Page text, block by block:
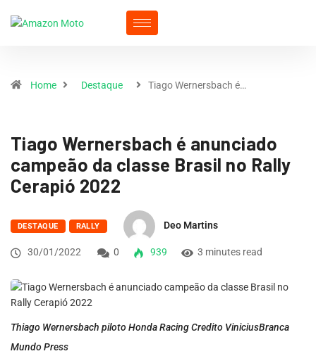
Home Destaque Tiago Wernersbach é…
Tiago Wernersbach é anunciado
campeão da classe Brasil no Rally
Cerapió 2022
DESTAQUE RALLY Deo Martins
30/01/2022 0 939 3 minutes read
Thiago Wernersbach piloto Honda Racing Credito ViniciusBranca
Mundo Press